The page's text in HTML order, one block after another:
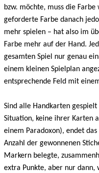
bzw. möchte, muss die
geforderte Farbe danach
mehr spielen – hat also im
Farbe mehr auf der Hand.
gesamten Spiel nur genau
einem kleinen Spielplan
entsprechende Feld mit
Sind alle Handkarten
Situation, keine ihrer Karten
einem Paradoxon), endet
Anzahl der gewonnenen
Markern belegte,
extra Punkte, aber nur dann,